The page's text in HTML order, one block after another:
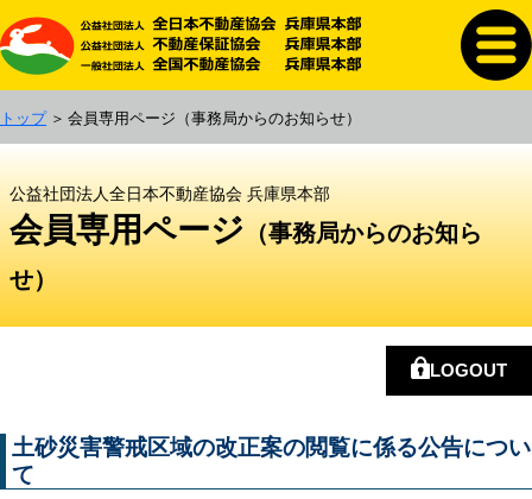
トップ 会員専用ページ （事務局からのお知らせ）
公益社団法人全日本不動産協会 兵庫県本部
会員専用ページ （事務局からのお知ら
せ）
LOGOUT
土砂災害警戒区域の改正案の閲覧に係る公告につい
て